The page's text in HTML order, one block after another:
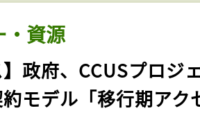
・資源
】政府、CCUSプロジ
約モデル「移行期アク